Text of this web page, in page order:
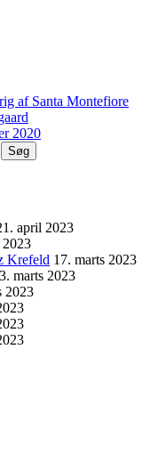
af Santa Montefiore
april 2023
2023
Krefeld 17. marts 2023
marts 2023
2023